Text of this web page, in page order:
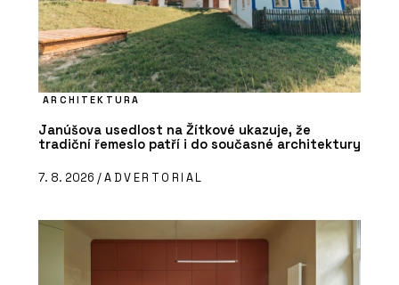
ARCHITEKTURA
Janúšova usedlost na Žítkové ukazuje, že
tradiční řemeslo patří i do současné architektury
7. 8. 2026 /ADVERTORIAL